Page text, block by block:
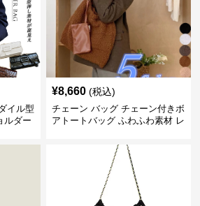
イル型
ルダー
¥8,660 (税込)
チェーン バッグ チェーン付きボ
アトートバッグ ふわふわ素材 レ